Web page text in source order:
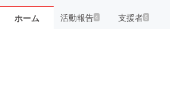
ホーム 活動報告4 支援者5